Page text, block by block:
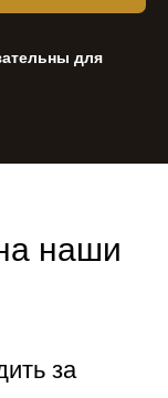
для
наши
за